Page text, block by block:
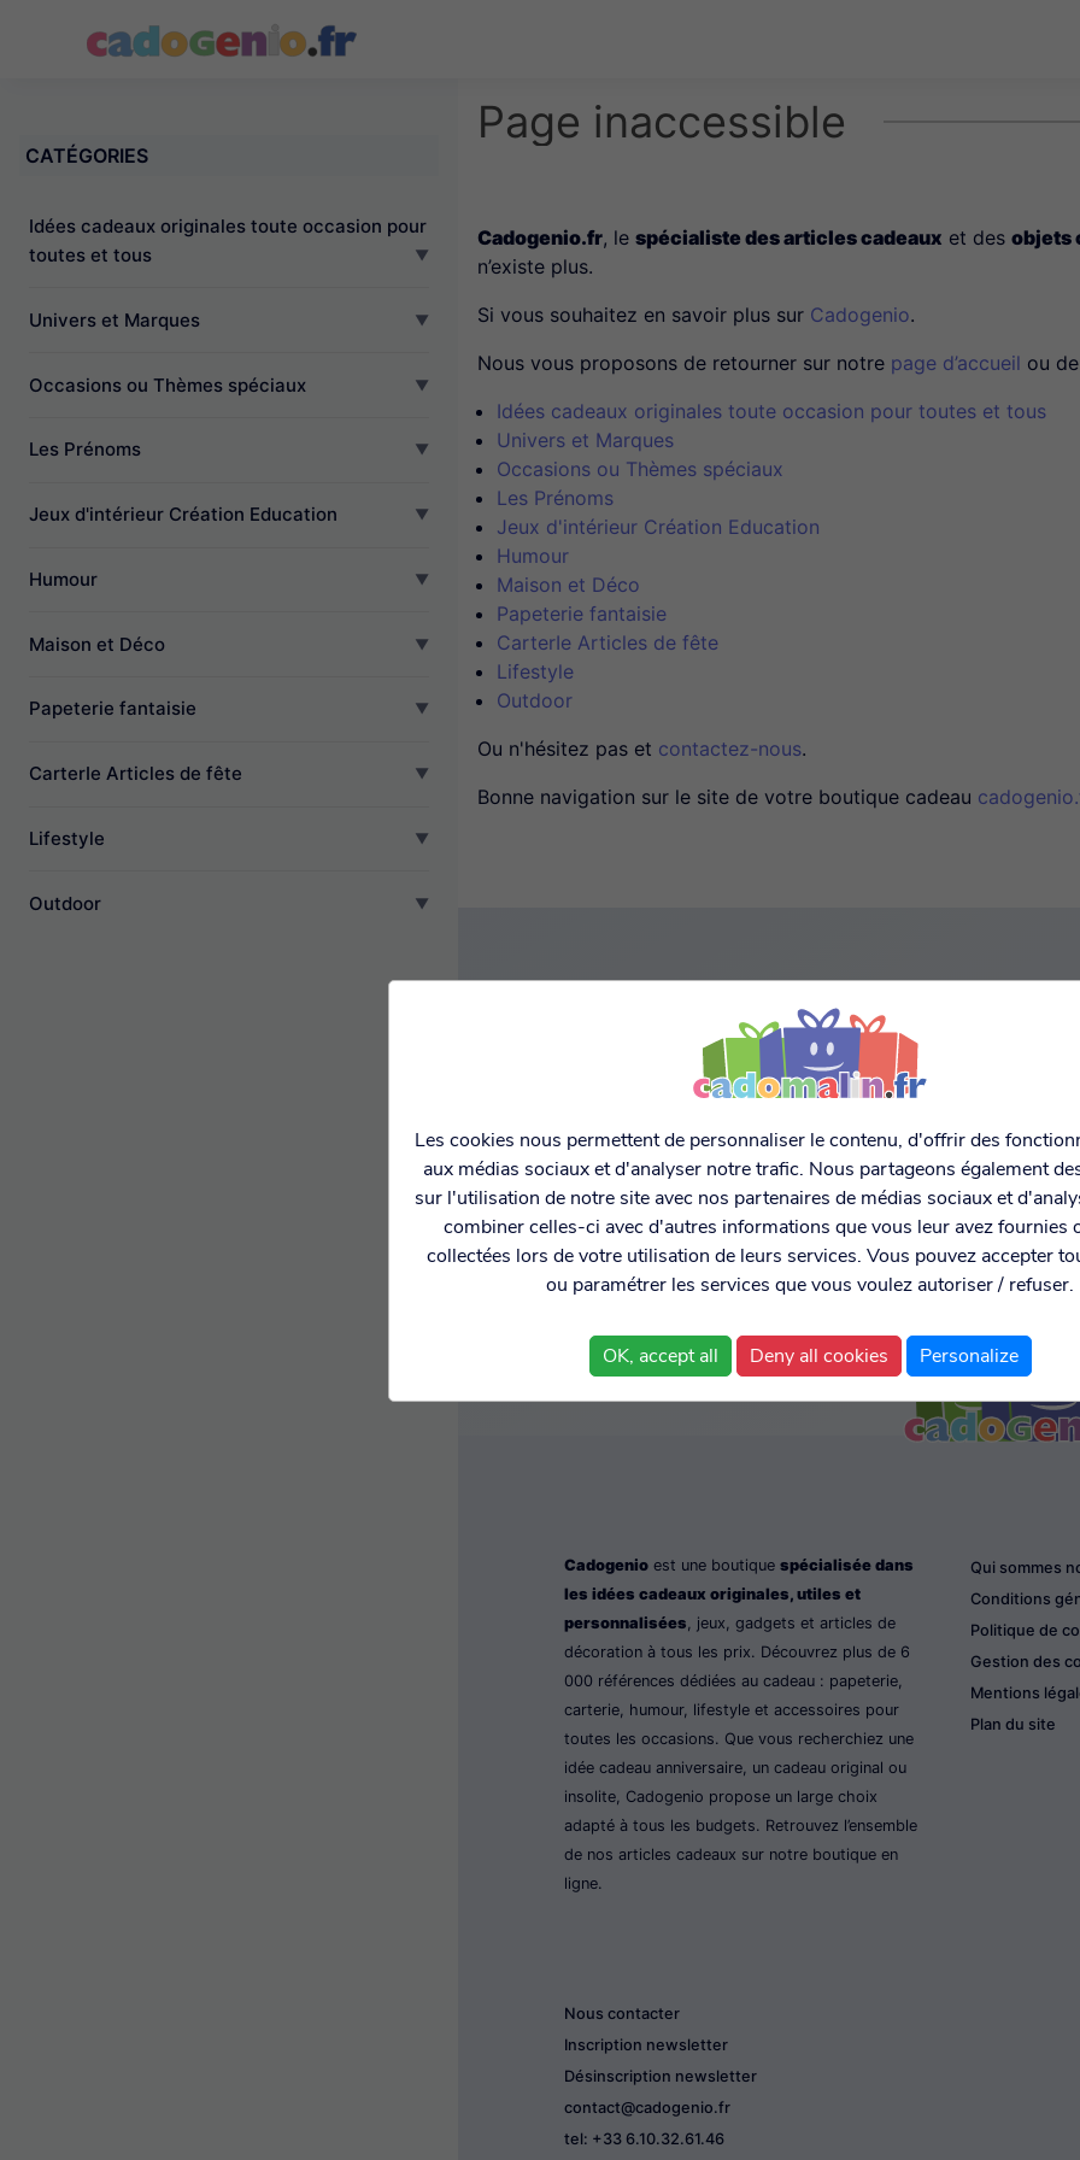
Cadogenio.fr
CATÉGORIES
Idées cadeaux originales toute occasion pour
toutes et tous
Univers et Marques
Occasions ou Thèmes spéciaux
Les Prénoms
Jeux d'intérieur Création Education
Humour
Maison et Déco
Papeterie fantaisie
CarterIe Articles de fête
Lifestyle
Outdoor
Page inaccessible
Cadogenio.fr, le spécialiste des articles cadeaux et des objets
n’existe plus.
Si vous souhaitez en savoir plus sur Cadogenio.
Nous vous proposons de retourner sur notre page d’accueil ou
Idées cadeaux originales toute occasion pour toutes et tous
Univers et Marques
Occasions ou Thèmes spéciaux
Les Prénoms
Jeux d'intérieur Création Education
Humour
Maison et Déco
Papeterie fantaisie
CarterIe Articles de fête
Lifestyle
Outdoor
Ou n'hésitez pas et contactez-nous.
Bonne navigation sur le site de votre boutique cadeau
PAIEMENT SÉCURISÉ
CIC MONETICO
EXPÉDITION RAPIDE ET
LIVRAISON EN 48H
DONNÉES
Cadogenio est une boutiquespécialisée dans
les idées cadeaux originales, utiles et
personnalisées, jeux, gadgets et articles de
décoration à tous les prix. Découvrez plus de 6
000 références dédiées au cadeau : papeterie,
carterie, humour, lifestyle et accessoires pour
toutes les occasions. Que vous recherchiez une
idée cadeau anniversaire, un cadeau original ou
insolite, Cadogenio propose un large choix
adapté à tous les budgets. Retrouvez l’ensemble
de nos articles cadeaux sur notre boutique en
ligne.
Qui sommes
Conditions
Politique de
Gestion des
Mentions
Plan du site
Nous contacter
Inscription newsletter
Désinscription newsletter
contact@cadogenio.fr
tel: +33 6.10.32.61.46
Les cookies nous permettent de personnaliser le contenu, d'offrir des
aux médias sociaux et d'analyser notre trafic. Nous partageons également
sur l'utilisation de notre site avec nos partenaires de médias sociaux et
combiner celles-ci avec d'autres informations que vous leur avez fournies
collectées lors de votre utilisation de leurs services. Vous pouvez accepter
ou paramétrer les services que vous voulez autoriser / refuser.
OK, accept all Deny all cookies Personalize